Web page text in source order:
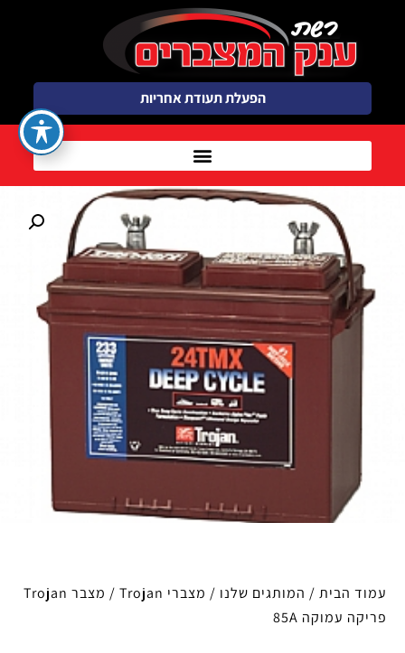
הפעלת תעודת אחריות
עמוד הבית / המותגים שלנו / מצברי Trojan
/ מצבר Trojan
פריקה עמוקה 85A